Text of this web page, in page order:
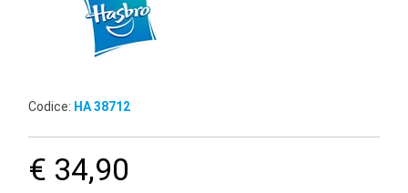
Codice: HA 38712
€ 34,90